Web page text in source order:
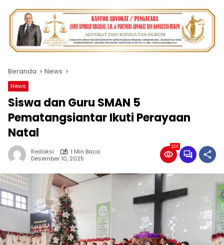
Beranda News
News
Siswa dan Guru SMAN 5
Pematangsiantar Ikuti Perayaan
Natal
Redaksi
1 Min Baca
Desember 10, 2025
201